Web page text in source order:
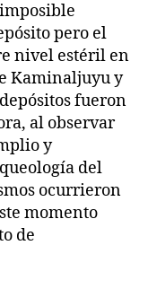
pero el
nivel estéril en
Kaminaljuyu y
fueron
al observar
y
del
ocurrieron
momento
de